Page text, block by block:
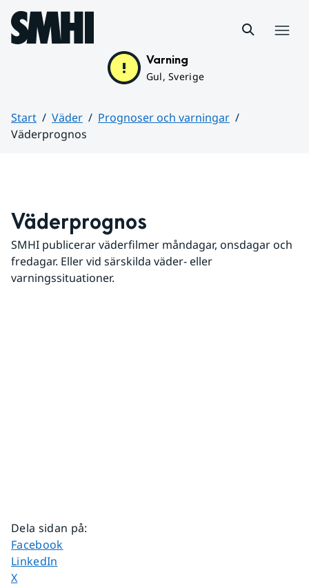
Hoppa till sidans innehåll
Varning
Gul, Sverige
Start Väder
Prognoser och varningar
Väderprognos
Väderprognos
SMHI publicerar väderfilmer måndagar, onsdagar och
fredagar. Eller vid särskilda väder- eller
varningssituationer.
Dela sidan på:
Dela sidan på
Facebook
Dela sidan på
LinkedIn
Dela sidan på
X